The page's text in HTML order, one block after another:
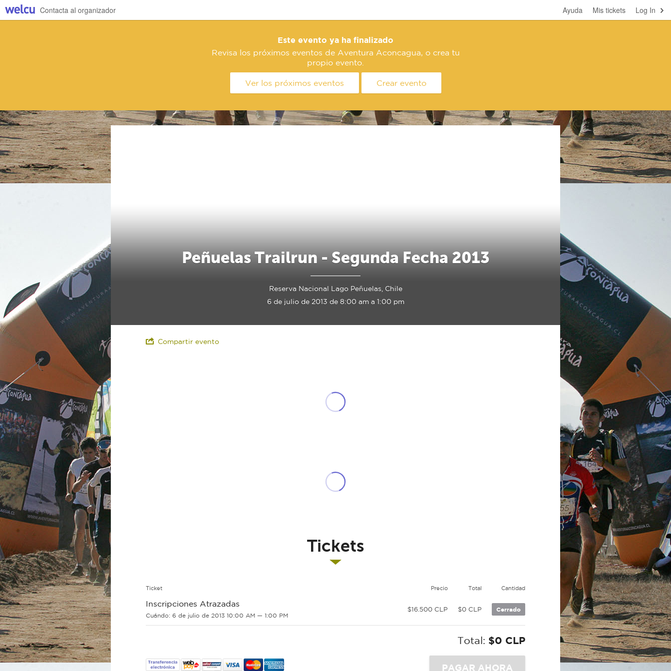
Log In
Mis tickets
Ayuda
Contacta al organizador
Este evento ya ha finalizado
Revisa los próximos eventos de Aventura Aconcagua, o crea tu
propio evento.
Ver los próximos eventos Crear evento
Peñuelas Trailrun - Segunda Fecha 2013
Reserva Nacional Lago Peñuelas, Chile
6 de julio de 2013 de 8:00 am a 1:00 pm
Compartir evento
Tickets
Ticket Precio Total Cantidad
Inscripciones Atrazadas
Cuándo: 6 de julio de 2013 10:00 AM — 1:00 PM
$16.500 CLP $0 CLP Cerrado
Total: $0 CLP